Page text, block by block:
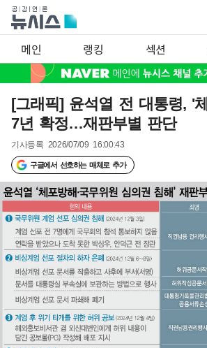
메인 랭킹 섹션
[그래픽] 윤석열 전 대통령, '
7년 확정…재판부별 판단
기사등록 2026/07/09 16:00:43
구글에서 선호하는 매체로 추가